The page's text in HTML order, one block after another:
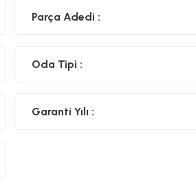
Parça Adedi :
Oda Tipi :
Garanti Yılı :